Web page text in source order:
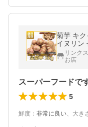
菊芋 キ
イヌリン 長野
血糖値
リンク
お店
スーパーフードで
5
鮮度 ： 非常に良い、 大き